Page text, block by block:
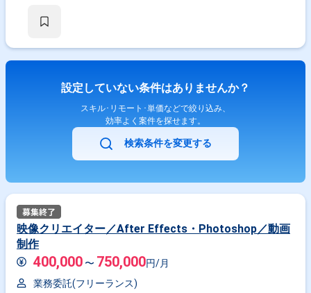
設定していない条件はありませんか？
スキル･リモート･単価などで絞り込み、
効率よく案件を探せます。
検索条件を変更する
映像クリエイター／After Effects・Photoshop／動画
制作
400,000 〜 750,000円/月
業務委託(フリーランス)